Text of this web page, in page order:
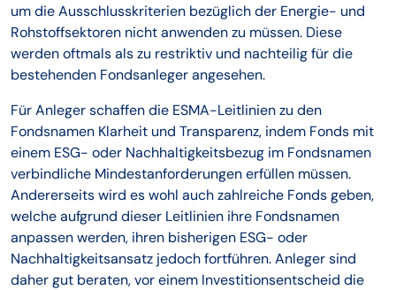
um die Ausschlusskriterien bezüglich der Energie- und
Rohstoffsektoren nicht anwenden zu müssen. Diese
werden oftmals als zu restriktiv und nachteilig für die
bestehenden Fondsanleger angesehen.
Für Anleger schaffen die ESMA-Leitlinien zu den
Fondsnamen Klarheit und Transparenz, indem Fonds mit
einem ESG- oder Nachhaltigkeitsbezug im Fondsnamen
verbindliche Mindestanforderungen erfüllen müssen.
Andererseits wird es wohl auch zahlreiche Fonds geben,
welche aufgrund dieser Leitlinien ihre Fondsnamen
anpassen werden, ihren bisherigen ESG- oder
Nachhaltigkeitsansatz jedoch fortführen. Anleger sind
daher gut beraten, vor einem Investitionsentscheid die